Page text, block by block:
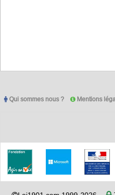
Qui sommes nous ? Mentions